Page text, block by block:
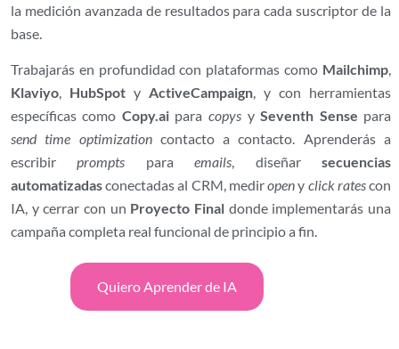
la medición avanzada de resultados para cada suscriptor de la
base.
Trabajarás en profundidad con plataformas como Mailchimp,
Klaviyo, HubSpoty ActiveCampaign, y con herramientas
específicas como Copy.aiparacopys ySeventh Sense para
send time optimizationcontacto a contacto. Aprenderás a
escribirprompts paraemails, diseñarsecuencias
automatizadasconectadas al CRM, mediropeny click ratescon
IA, y cerrar con un Proyecto Final donde implementarás una
campaña completa real funcional de principio a fin.
Quiero Aprender de IA